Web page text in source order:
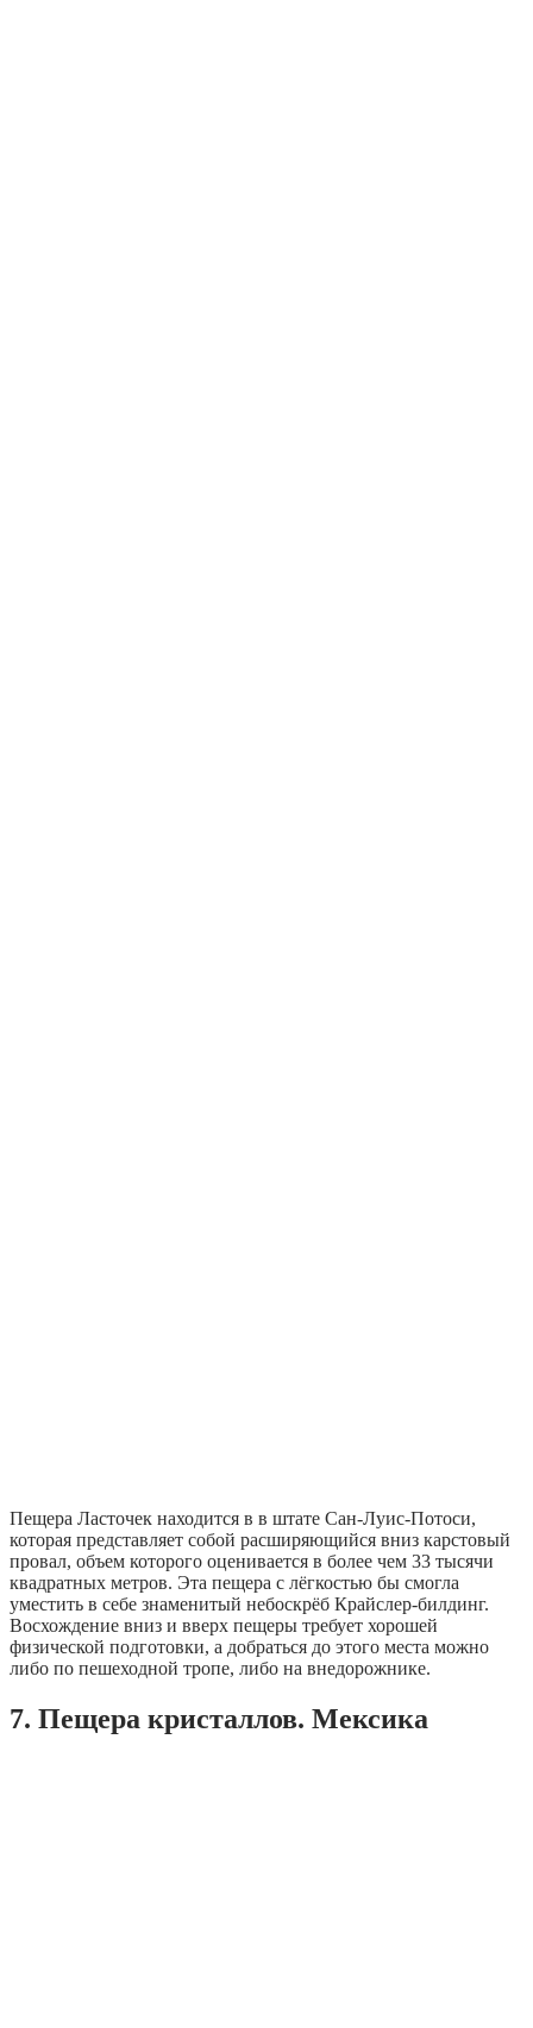
Пещера Ласточек находится в в штате Сан-Луис-Потоси,
которая представляет собой расширяющийся вниз карстовый
провал, объем которого оценивается в более чем 33 тысячи
квадратных метров. Эта пещера с лёгкостью бы смогла
уместить в себе знаменитый небоскрёб Крайслер-билдинг.
Восхождение вниз и вверх пещеры требует хорошей
физической подготовки, а добраться до этого места можно
либо по пешеходной тропе, либо на внедорожнике.
7. Пещера кристаллов. Мексика